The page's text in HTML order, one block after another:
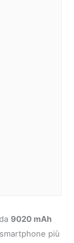
9020 mAh
più